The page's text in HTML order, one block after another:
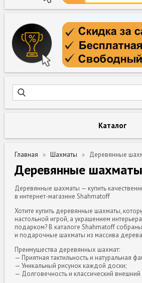
Каталог
Главная Шахматы Деревянные
Деревянные шахматы
Деревянные шахматы — купить
в интернет-магазине Shahmatoff
Хотите купить деревянные шахматы,
настольной игрой, а украшением
подарком? В каталоге Shahmatoff
и подарочные шахматы из массива
Преимущества деревянных шахмат:
— Приятная тактильность и натуральная
— Уникальный рисунок каждой доски;
— Долговечность и классический